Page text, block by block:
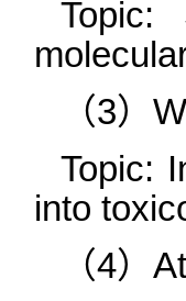
Topic:
（3）
Topic:
into
（4）